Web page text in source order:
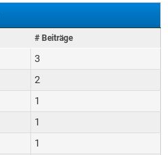
# Beiträge
3
2
1
1
1